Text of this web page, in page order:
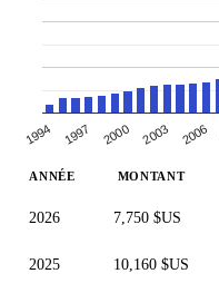
1994 1997 2000 2003 2006
ANNÉE MONTANT
2026 7,750 $US
2025 10,160 $US